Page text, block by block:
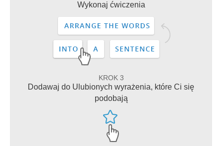
Wykonaj ćwiczenia
KROK 3
Dodawaj do Ulubionych wyrażenia, które Ci się
podobają